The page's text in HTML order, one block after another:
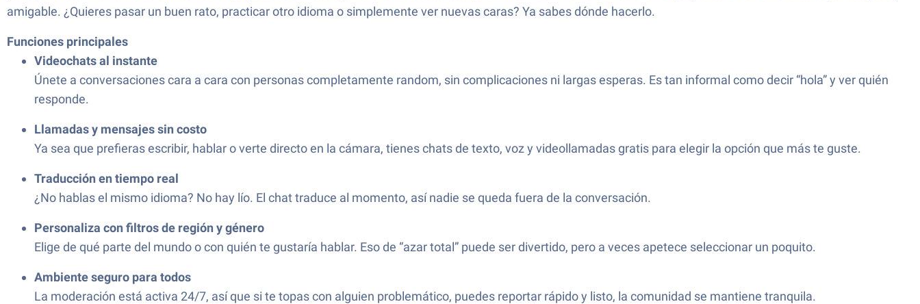
amigable. ¿Quieres pasar un buen rato, practicar otro idioma o simplemente ver nuevas caras? Ya sabes dónde hacerlo.
Funciones principales
Videochats al instante
Únete a conversaciones cara a cara con personas completamente random, sin complicaciones ni largas esperas. Es tan informal como decir “hola” y ver quién
responde.
Llamadas y mensajes sin costo
Ya sea que prefieras escribir, hablar o verte directo en la cámara, tienes chats de texto, voz y videollamadas gratis para elegir la opción que más te guste.
Traducción en tiempo real
¿No hablas el mismo idioma? No hay lío. El chat traduce al momento, así nadie se queda fuera de la conversación.
Personaliza con filtros de región y género
Elige de qué parte del mundo o con quién te gustaría hablar. Eso de “azar total” puede ser divertido, pero a veces apetece seleccionar un poquito.
Ambiente seguro para todos
La moderación está activa 24/7, así que si te topas con alguien problemático, puedes reportar rápido y listo, la comunidad se mantiene tranquila.